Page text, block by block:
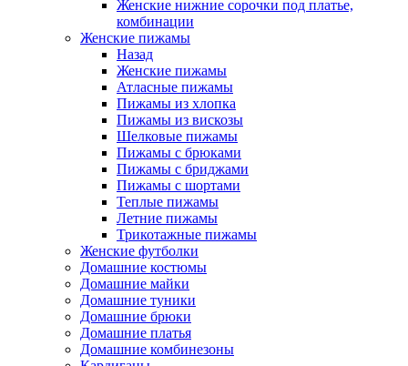
Женские нижние сорочки под платье,
комбинации
Женские пижамы
Назад
Женские пижамы
Атласные пижамы
Пижамы из хлопка
Пижамы из вискозы
Шелковые пижамы
Пижамы с брюками
Пижамы с бриджами
Пижамы с шортами
Теплые пижамы
Летние пижамы
Трикотажные пижамы
Женские футболки
Домашние костюмы
Домашние майки
Домашние туники
Домашние брюки
Домашние платья
Домашние комбинезоны